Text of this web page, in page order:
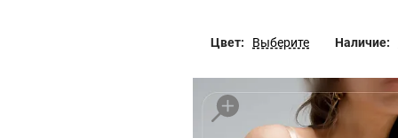
Цвет: Выберите Наличие: